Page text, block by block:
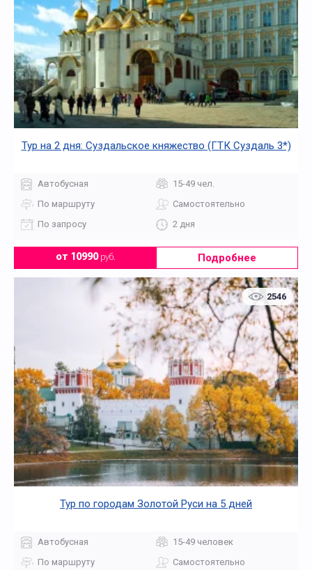
Тур на 2 дня: Суздальское княжество (ГТК Суздаль 3*)
Автобусная
15-49 чел.
По маршруту
Самостоятельно
По запросу
2 дня
от 10990руб. Подробнее
2546
Тур по городам Золотой Руси на 5 дней
Автобусная
15-49 человек
По маршруту
Самостоятельно